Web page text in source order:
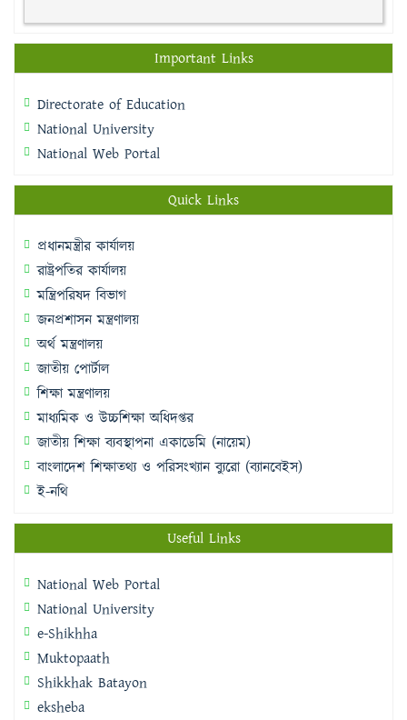
Important Links
Directorate of Education
National University
National Web Portal
Quick Links
প্রধানমন্ত্রীর কার্যালয়
রাষ্ট্রপতির কার্যালয়
মন্ত্রিপরিষদ বিভাগ
জনপ্রশাসন মন্ত্রণালয়
অর্থ মন্ত্রণালয়
জাতীয় পোর্টাল
শিক্ষা মন্ত্রণালয়
মাধ্যমিক ও উচ্চশিক্ষা অধিদপ্তর
জাতীয় শিক্ষা ব্যবস্থাপনা একাডেমি (নায়েম)
বাংলাদেশ শিক্ষাতথ্য ও পরিসংখ্যান ব্যুরো (ব্যানবেইস)
ই-নথি
Useful Links
National Web Portal
National University
e-Shikhha
Muktopaath
Shikkhak Batayon
eksheba